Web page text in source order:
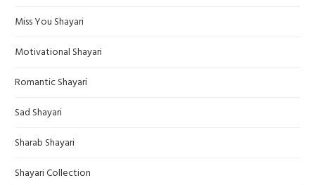
Miss You Shayari
Motivational Shayari
Romantic Shayari
Sad Shayari
Sharab Shayari
Shayari Collection